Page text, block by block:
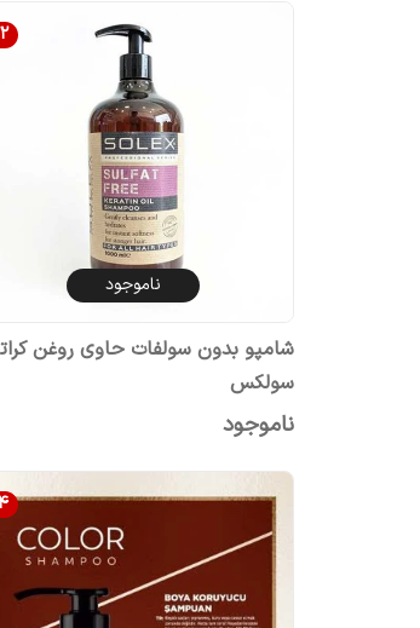
ناموجود
شامپو بدون سولفات حاوی روغن
سولکس
ناموجود